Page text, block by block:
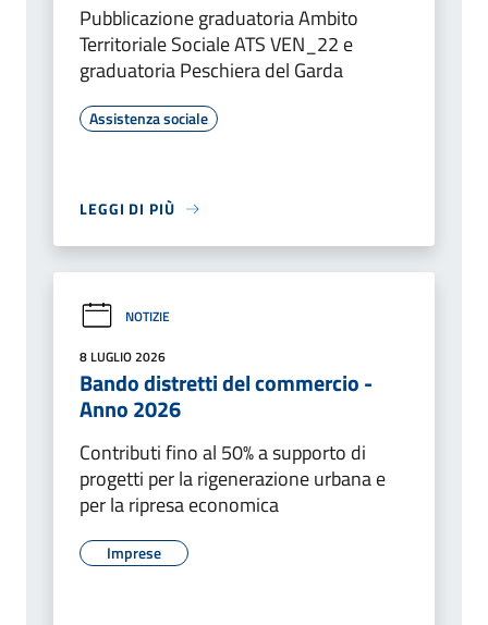
Pubblicazione graduatoria Ambito
Territoriale Sociale ATS VEN_22 e
graduatoria Peschiera del Garda
Assistenza sociale
LEGGI DI PIÙ
NOTIZIE
8 LUGLIO 2026
Bando distretti del commercio -
Anno 2026
Contributi fino al 50% a supporto di
progetti per la rigenerazione urbana e
per la ripresa economica
Imprese